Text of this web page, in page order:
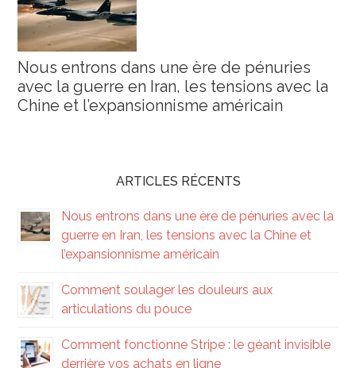
Nous entrons dans une ère de pénuries
avec la guerre en Iran, les tensions avec la
Chine et l’expansionnisme américain
ARTICLES RÉCENTS
Nous entrons dans une ère de pénuries avec la
guerre en Iran, les tensions avec la Chine et
l’expansionnisme américain
Comment soulager les douleurs aux
articulations du pouce
Comment fonctionne Stripe : le géant invisible
derrière vos achats en ligne